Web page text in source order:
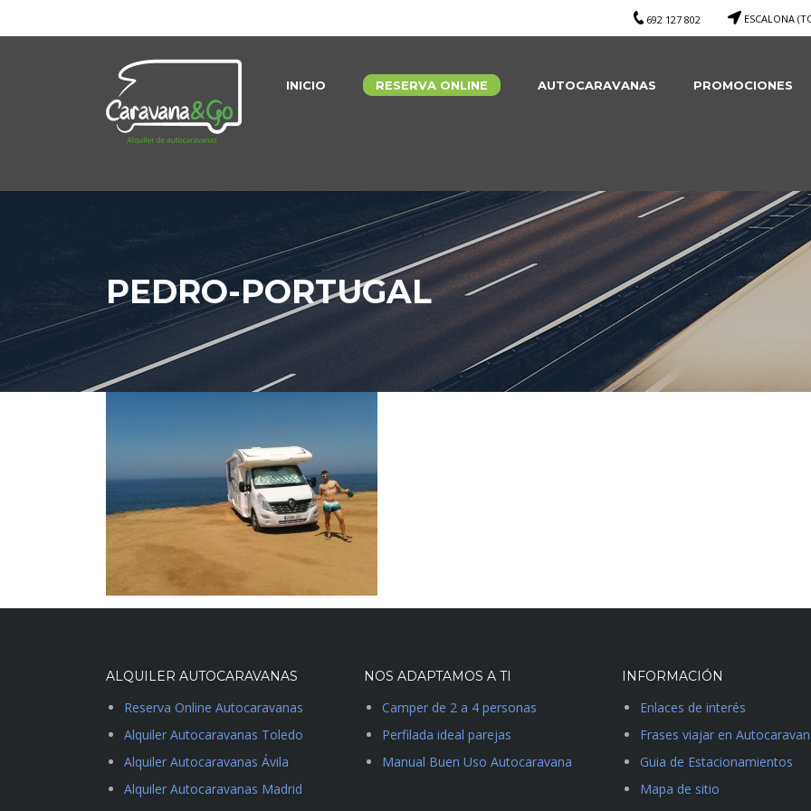
ESCALONA
692 127 802
INICIO RESERVA ONLINE AUTOCARAVANAS PROMOCIONES
PEDRO-PORTUGAL
ALQUILER AUTOCARAVANAS
Reserva Online Autocaravanas
Alquiler Autocaravanas Toledo
Alquiler Autocaravanas Ávila
Alquiler Autocaravanas Madrid
NOS ADAPTAMOS A TI
Camper de 2 a 4 personas
Perfilada ideal parejas
Manual Buen Uso Autocaravana
INFORMACIÓN
Enlaces de interés
Frases viajar en
Guia de Estacionamientos
Mapa de sitio